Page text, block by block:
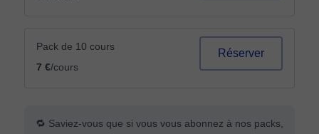
Pack de 10 cours
7 €/cours
Réserver
🔁 Saviez-vous que si vous vous abonnez à nos packs,